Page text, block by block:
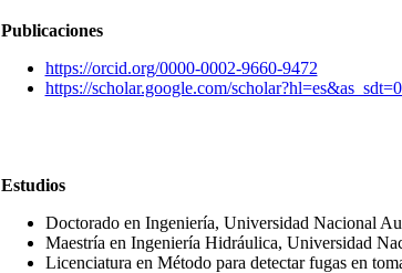
Publicaciones
https://orcid.org/0000-0002-9660-9472
https://scholar.google.com/
Estudios
Doctorado en Ingeniería, Universidad Nacional
Maestría en Ingeniería Hidráulica, Universidad
Licenciatura en Método para detectar fugas en